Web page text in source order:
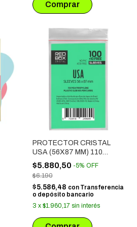
PROTECTOR CRISTAL
USA (56X87 MM) 110
UNIDADES
$5.880,50 -5% OFF
$6.190
$5.586,48 con Transferencia
o depósito bancario
3 x $1.960,17 sin interés